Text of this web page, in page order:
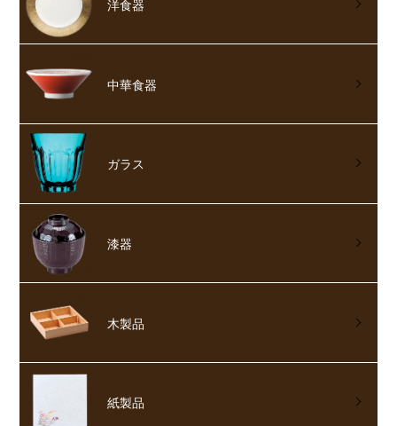
洋食器
中華食器
ガラス
漆器
木製品
紙製品